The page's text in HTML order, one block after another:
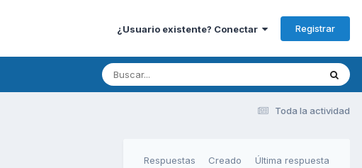
¿Usuario existente? Conectar Registrar
Toda la actividad
Respuestas Creado Última respuesta